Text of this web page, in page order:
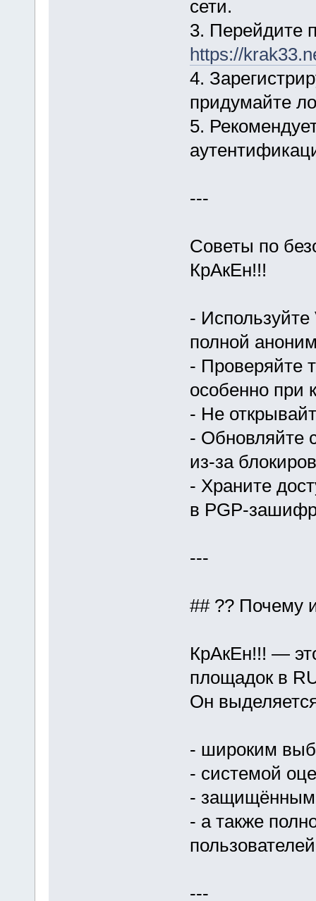
сети.
3. Перейдите
https://
4.
придумайте
5.
---
Советы по
КрАкЕн!!!
-
полной
- Проверяйте
особенно при
- Не
- Обновляйте
из-за
- Храните
в PGP-
---
## ?? Почему
КрАкЕн!!! —
площадок в
Он
- широким
- системой
-
- а также
---